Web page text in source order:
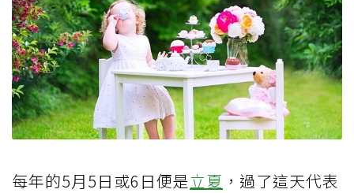
每年的5月5日或6日便是立夏 ，過了這天代表